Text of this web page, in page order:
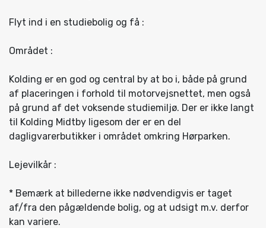
Flyt ind i en studiebolig og få :
Området :
Kolding er en god og central by at bo i, både på grund
af placeringen i forhold til motorvejsnettet, men også
på grund af det voksende studiemiljø. Der er ikke langt
til Kolding Midtby ligesom der er en del
dagligvarerbutikker i området omkring Hørparken.
Lejevilkår :
* Bemærk at billederne ikke nødvendigvis er taget
af/fra den pågældende bolig, og at udsigt m.v. derfor
kan variere.